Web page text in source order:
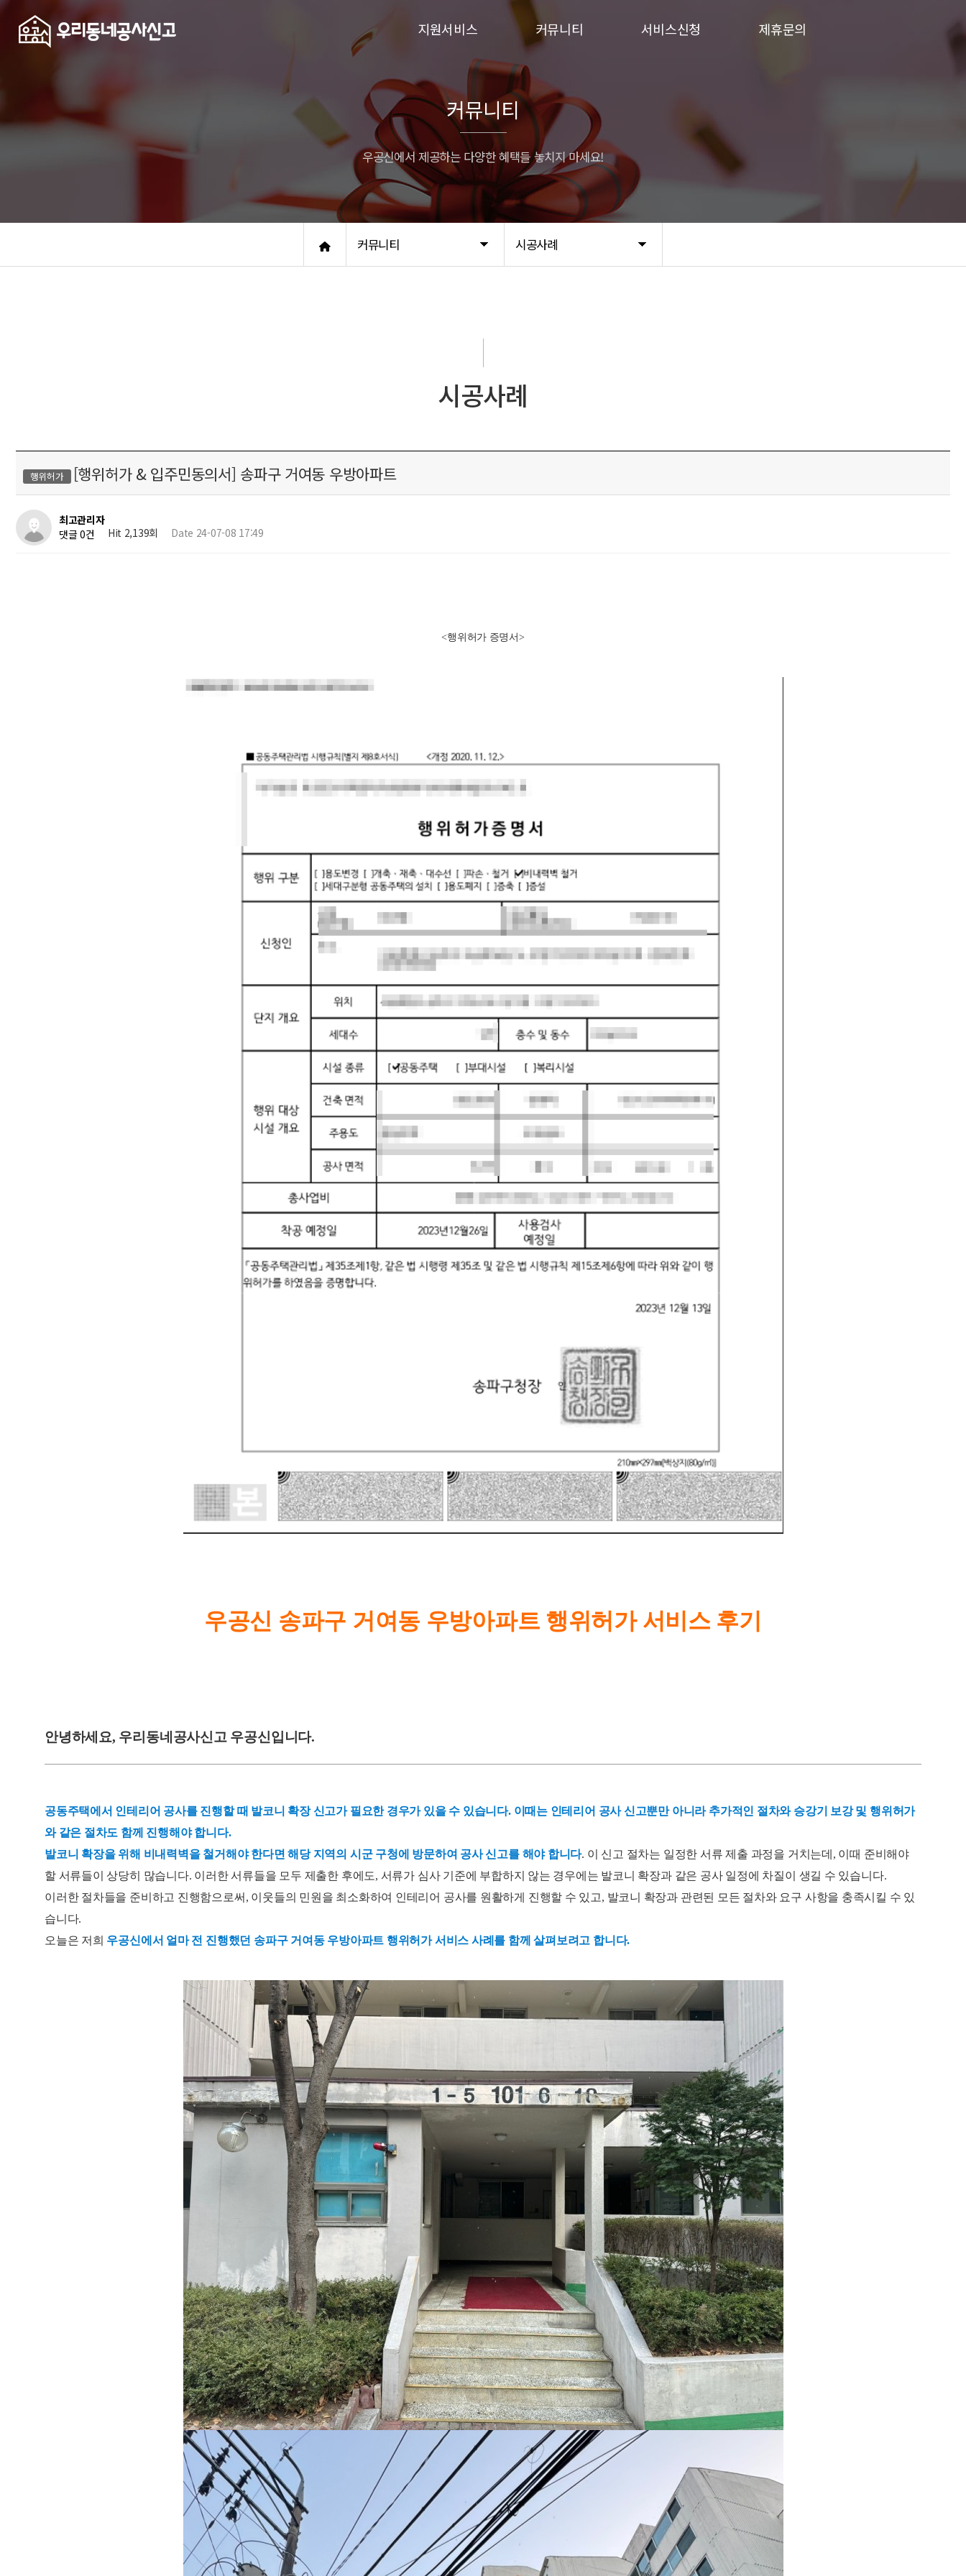
지원서비스
입주민동의서
승강기보양
행위허가
커뮤니티
시공사례
서비스신청 제휴문의
커뮤니티 시공사례
커뮤니티
우공신에서 제공하는 다양한 혜택들 놓치지 마세요!
시공사례
행위허가 [행위허가 & 입주민동의서] 송파구 거여동 우방아파트
최고관리자
댓글 0건
Hit 2,139회 Date 24-07-08 17:49
<행위허가 증명서>
우공신 송파구 거여동 우방아파트 행위허가 서비스 후기
안녕하세요, 우리동네공사신고 우공신입니다.
공동주택에서 인테리어 공사를 진행할 때 발코니 확장 신고가 필요한 경우가 있을 수 있습니다. 이때는 인테리어 공사 신고뿐만 아니라 추가적인 절차와 승강기 보강 및 행위허가
와 같은 절차도 함께 진행해야 합니다.
발코니 확장을 위해 비내력벽을 철거해야 한다면 해당 지역의 시군 구청에 방문하여 공사 신고를 해야 합니다. 이 신고 절차는 일정한 서류 제출 과정을 거치는데, 이때 준비해야
할 서류들이 상당히 많습니다. 이러한 서류들을 모두 제출한 후에도, 서류가 심사 기준에 부합하지 않는 경우에는 발코니 확장과 같은 공사 일정에 차질이 생길 수 있습니다.
이러한 절차들을 준비하고 진행함으로써, 이웃들의 민원을 최소화하여 인테리어 공사를 원활하게 진행할 수 있고, 발코니 확장과 관련된 모든 절차와 요구 사항을 충족시킬 수 있
습니다.
오늘은 저희 우공신에서 얼마 전 진행했던 송파구 거여동 우방아파트 행위허가 서비스 사례를 함께 살펴보려고 합니다.